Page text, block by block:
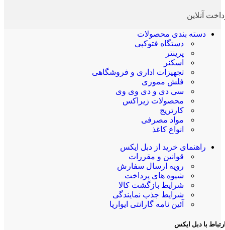
آنلاین
دسته بندی محصولات
دستگاه فتوکپی
پرینتر
اسکنر
تجهیزات اداری و فروشگاهی
فلش مموری
سی دی و دی وی وی
محصولات زیراکس
کارتریج
مواد مصرفی
انواع کاغذ
راهنمای خرید از دبل ایکس
قوانین و مقررات
رویه ارسال سفارش
شیوه های پرداخت
شرایط بازگشت کالا
شرایط جذب نمایندگی
آئین نامه گارانتی ایواریا
با دبل ایکس